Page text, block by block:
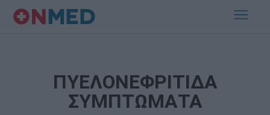
ΠΥΕΛΟΝΕΦΡΙΤΙΔΑ
ΣΥΜΠΤΩΜΑΤΑ